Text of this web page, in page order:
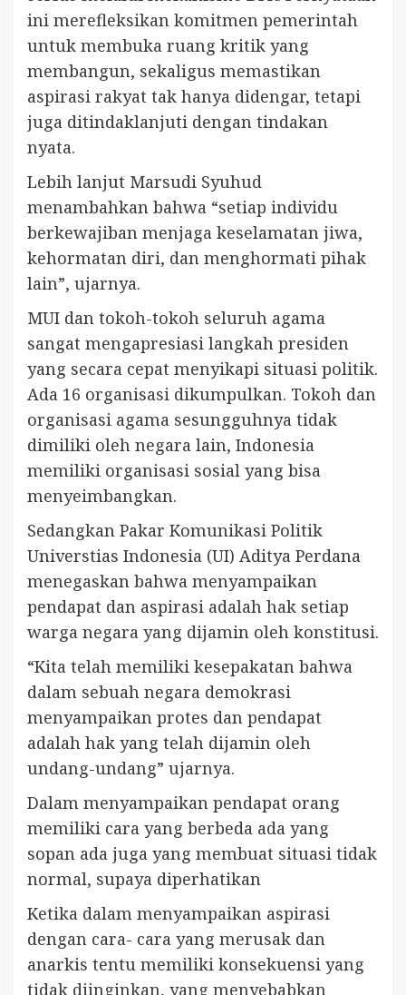
ini merefleksikan komitmen pemerintah
untuk membuka ruang kritik yang
membangun, sekaligus memastikan
aspirasi rakyat tak hanya didengar, tetapi
juga ditindaklanjuti dengan tindakan
nyata.
Lebih lanjut Marsudi Syuhud
menambahkan bahwa “setiap individu
berkewajiban menjaga keselamatan jiwa,
kehormatan diri, dan menghormati pihak
lain”, ujarnya.
MUI dan tokoh-tokoh seluruh agama
sangat mengapresiasi langkah presiden
yang secara cepat menyikapi situasi politik.
Ada 16 organisasi dikumpulkan. Tokoh dan
organisasi agama sesungguhnya tidak
dimiliki oleh negara lain, Indonesia
memiliki organisasi sosial yang bisa
menyeimbangkan.
Sedangkan Pakar Komunikasi Politik
Universtias Indonesia (UI) Aditya Perdana
menegaskan bahwa menyampaikan
pendapat dan aspirasi adalah hak setiap
warga negara yang dijamin oleh konstitusi.
“Kita telah memiliki kesepakatan bahwa
dalam sebuah negara demokrasi
menyampaikan protes dan pendapat
adalah hak yang telah dijamin oleh
undang-undang” ujarnya.
Dalam menyampaikan pendapat orang
memiliki cara yang berbeda ada yang
sopan ada juga yang membuat situasi tidak
normal, supaya diperhatikan
Ketika dalam menyampaikan aspirasi
dengan cara- cara yang merusak dan
anarkis tentu memiliki konsekuensi yang
tidak diinginkan, yang menyebabkan